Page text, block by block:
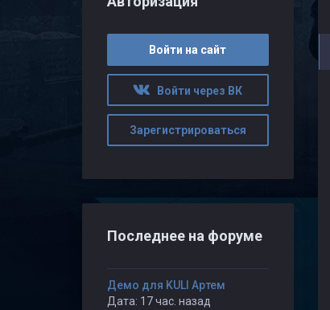
Войти на сайт
Войти через ВК
Зарегистрироваться
Последнее на форуме
Демо для KULI Артем
Дата: 17 час. назад